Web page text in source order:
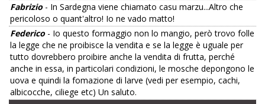
Fabrizio - In Sardegna viene chiamato casu marzu...Altro che
pericoloso o quant'altro! Io ne vado matto!
Federico- Io questo formaggio non lo mangio, però trovo folle
la legge che ne proibisce la vendita e se la legge è uguale per
tutto dovrebbero proibire anche la vendita di frutta, perché
anche in essa, in particolari condizioni, le mosche depongono le
uova e quindi la fomazione di larve (vedi per esempio, cachi,
albicocche, ciliege etc) Un saluto.